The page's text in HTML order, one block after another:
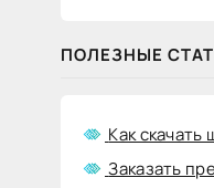
СТРЕЛКА
ПОЛЕЗНЫЕ
Как скачать
Заказать